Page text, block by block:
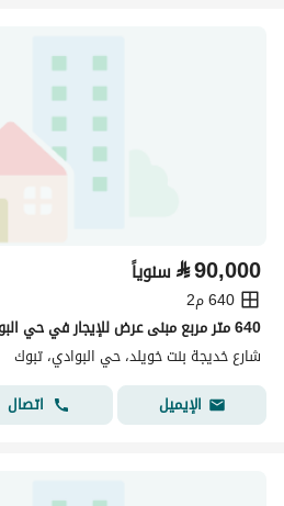
⃁90,000 سنوياً
640 م2
640 متر مربع مبنى عرض للإيجار في حي البوادي، تبوك
شارع خديجة بنت خويلد، حي البوادي، تبوك
الإيميل
اتصال